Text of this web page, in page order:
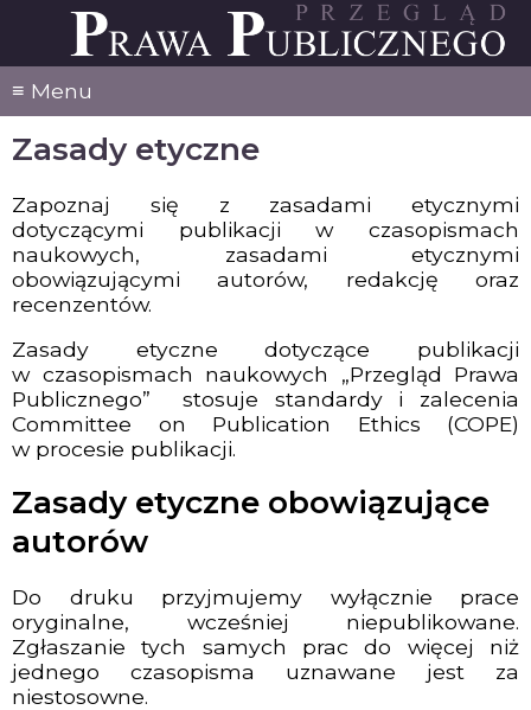
≡ Menu
Zasady etyczne
Zapoznaj się z zasadami etycznymi
dotyczącymi publikacji w czasopismach
naukowych, zasadami etycznymi
obowiązującymi autorów, redakcję oraz
recenzentów.
Zasady etyczne dotyczące publikacji
w czasopismach naukowych „Przegląd Prawa
Publicznego” stosuje standardy i zalecenia
Committee on Publication Ethics (COPE)
w procesie publikacji.
Zasady etyczne obowiązujące
autorów
Do druku przyjmujemy wyłącznie prace
oryginalne, wcześniej niepublikowane.
Zgłaszanie tych samych prac do więcej niż
jednego czasopisma uznawane jest za
niestosowne.